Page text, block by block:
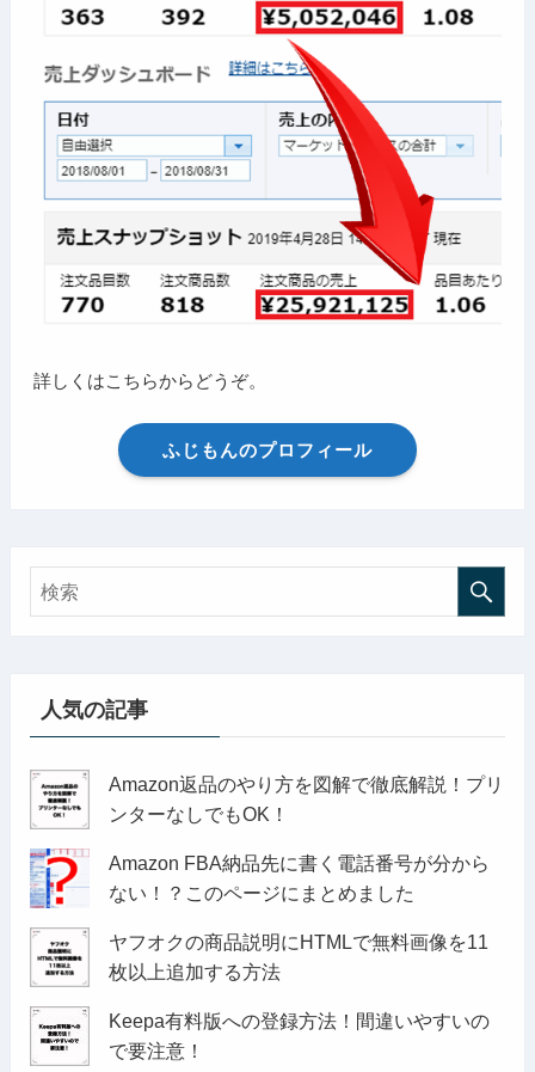
詳しくはこちらからどうぞ。
ふじもんのプロフィール
人気の記事
Amazon返品のやり方を図解で徹底解説！プリ
ンターなしでもOK！
Amazon FBA納品先に書く電話番号が分から
ない！？このページにまとめました
ヤフオクの商品説明にHTMLで無料画像を11
枚以上追加する方法
Keepa有料版への登録方法！間違いやすいの
で要注意！